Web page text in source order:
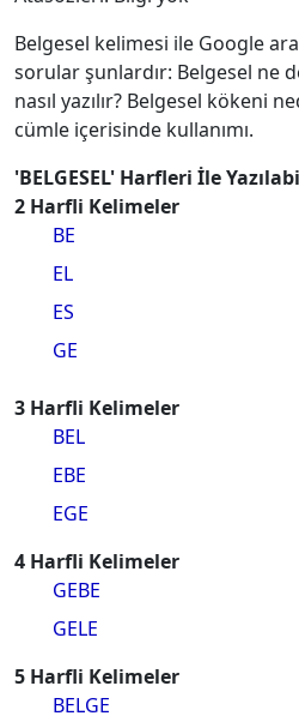
Belgesel kelimesi ile Google
sorular şunlardır: Belgesel ne
nasıl yazılır? Belgesel kökeni
cümle içerisinde kullanımı.
'BELGESEL' Harfleri İle
2 Harfli Kelimeler
BE
EL
ES
GE
3 Harfli Kelimeler
BEL
EBE
EGE
4 Harfli Kelimeler
GEBE
GELE
5 Harfli Kelimeler
BELGE